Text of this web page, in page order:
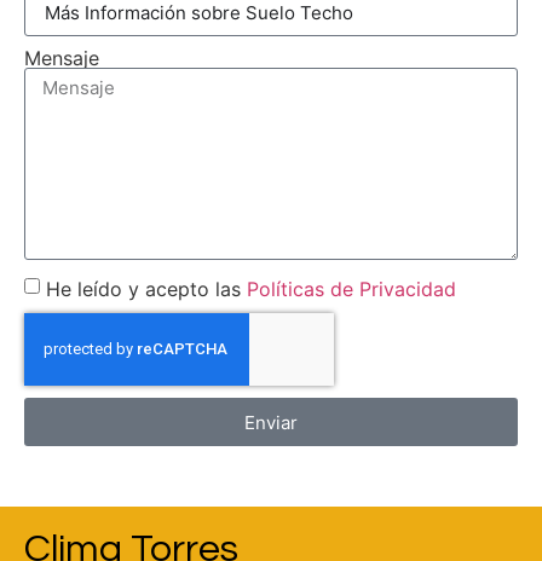
Mensaje
He leído y acepto las Políticas de Privacidad
Enviar
Clima Torres